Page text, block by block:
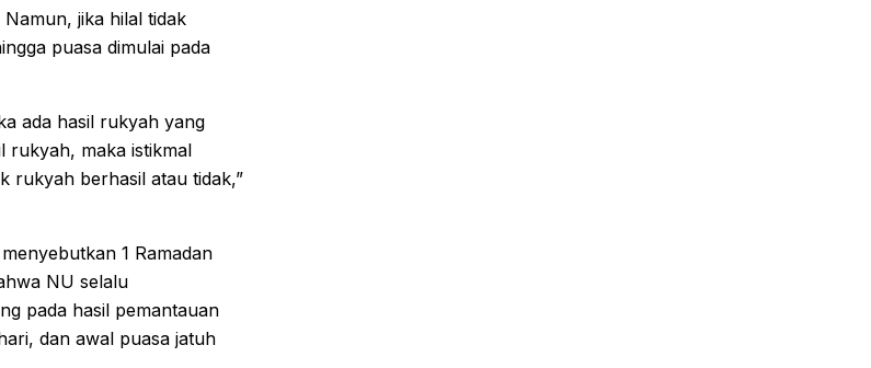
jika hilal tidak
puasa dimulai pada
ada hasil rukyah yang
rukyah, maka istikmal
rukyah berhasil atau tidak,”
1 Ramadan
NU selalu
pada hasil pemantauan
dan awal puasa jatuh